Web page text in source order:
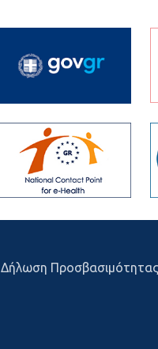
Δήλωση Προσβασιμότητας